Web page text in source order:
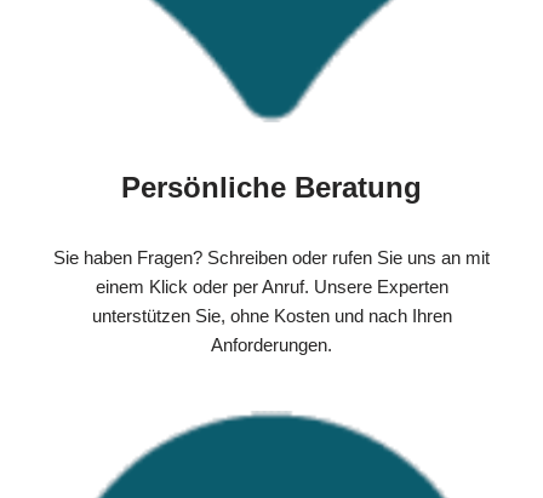
Persönliche Beratung
Sie haben Fragen? Schreiben oder rufen Sie uns an mit
einem Klick oder per Anruf. Unsere Experten
unterstützen Sie, ohne Kosten und nach Ihren
Anforderungen.